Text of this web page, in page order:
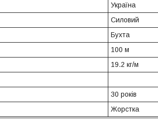
Україна
Силовий
Бухта
100 м
19.2 кг/м
30 років
Жорстка